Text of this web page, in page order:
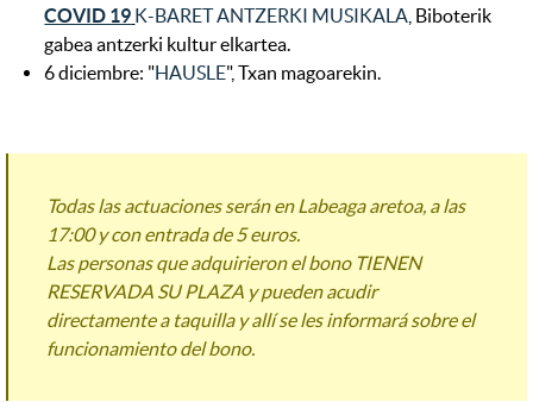
COVID 19 K-BARET ANTZERKI MUSIKALA , Biboterik
gabea antzerki kultur elkartea.
6 diciembre: "HAUSLE", Txan magoarekin.
Todas las actuaciones serán en Labeaga aretoa, a las
17:00 y con entrada de 5 euros.
Las personas que adquirieron el bono TIENEN
RESERVADA SU PLAZA y pueden acudir
directamente a taquilla y allí se les informará sobre el
funcionamiento del bono.